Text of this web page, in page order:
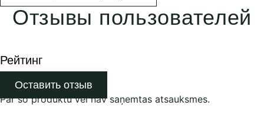
Отзывы пользователей
Рейтинг
Оставить отзыв
Par šo produktu vēl nav saņemtas atsauksmes.